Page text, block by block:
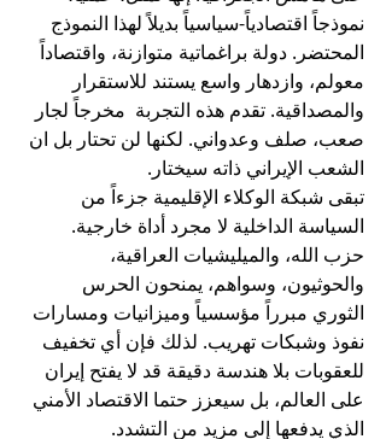
نموذجاً اقتصادياً-سياسياً بديلاً لهذا النموذج
المحتضر. دولة براغماتية متوازنة، واقتصاداً
معولم، وازدهار واسع يستند للاستقرار
والمصداقية. تقدم هذه التجربة  مخرجاً لجار
صعب، صلف وعدواني. لكنها لن تحتار بل ان
الشعب الإيراني ذاته سيختار.
تبقى شبكة الوكلاء الإقليمية جزءاً من
السياسة الداخلية لا مجرد أداة خارجية.
حزب الله، والميليشيات العراقية،
والحوثيون، وسواهم، يمنحون الحرس
الثوري مبرراً مؤسسياً وميزانيات ومسارات
نفوذ وشبكات تهريب. لذلك فإن أي تخفيف
للعقوبات بلا هندسة دقيقة قد لا يفتح إيران
على العالم، بل سيعزز حتما الاقتصاد الأمني
الذي يدفعها إلى مزيد من التشدد.